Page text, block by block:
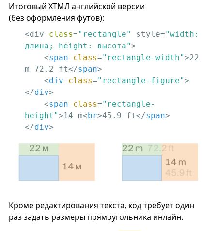
Итоговый ХТМЛ английской версии
(без оформления футов):
<div class="rectangle" style="width:
длина; height: высота">
<span class="rectangle-width">22
m 72.2 ft</span>
<div class="rectangle-figure">
</div>
<span class="rectangle-
height">14 m<br>45.9 ft</span>
</div>
Кроме редактирования текста, код требует один
раз задать размеры прямоугольника инлайн.